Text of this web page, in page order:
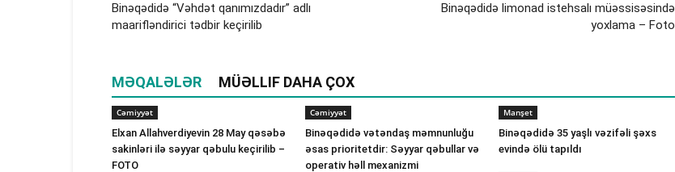
Binəqədidə “Vəhdət qanımızdadır” adlı
maarifləndirici tədbir keçirilib
Binəqədidə limonad istehsalı müəssisəsində
yoxlama – Foto
MƏQALƏLƏR MÜƏLLIF DAHA ÇOX
Cəmiyyət
Elxan Allahverdiyevin 28 May qəsəbə
sakinləri ilə səyyar qəbulu keçirilib –
FOTO
Cəmiyyət
Binəqədidə vətəndaş məmnunluğu
əsas prioritetdir: Səyyar qəbullar və
operativ həll mexanizmi
Manşet
Binəqədidə 35 yaşlı vəzifəli şəxs
evində ölü tapıldı